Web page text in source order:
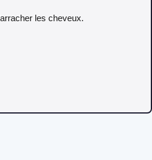
les cheveux.